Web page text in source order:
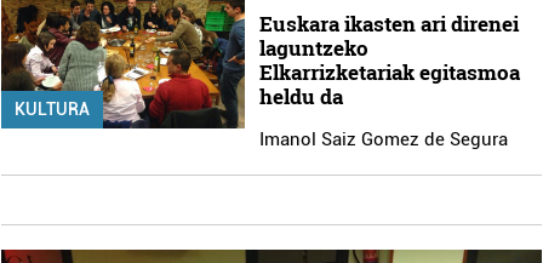
KULTURA
Euskara ikasten ari direnei
laguntzeko
Elkarrizketariak egitasmoa
heldu da
Imanol Saiz Gomez de Segura